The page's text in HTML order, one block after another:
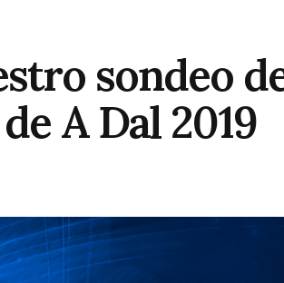
sondeo
A Dal 2019